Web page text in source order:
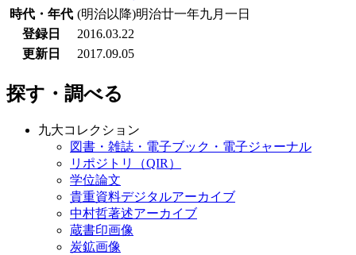
時代・年代 (明治以降)明治廿一年九月一日
登録日
2016.03.22
更新日
2017.09.05
探す・調べる
九大コレクション
図書・雑誌・電子ブック・電子ジャーナル
リポジトリ（QIR）
学位論文
貴重資料デジタルアーカイブ
中村哲著述アーカイブ
蔵書印画像
炭鉱画像